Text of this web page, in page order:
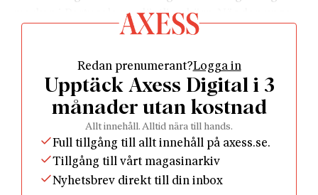
marken i Portugals nordöstliga hörn. När den unge
författaren Adolfo Correia da Rocha – född 1907 i
pseudonymen Miguel Torga återspeglade namnbytet
såväl hans personliga erfarenheter som konstnärliga
lojaliteter. För visst kunde den fattiga uppväxten leda
tankarna till ljungens strävsamma motståndskraft.
Tretton år gammal skickades han till släktingar i
Brasilien och fick där arbeta hårt på plantagen för
sitt uppehälle. Efter några år kunde han dock genom
Redan prenumerant?Logga in
Upptäck Axess Digital i 3
månader utan kostnad
Allt innehåll. Alltid nära till hands.
Full tillgång till allt innehåll på axess.se.
Tillgång till vårt magasinarkiv
Nyhetsbrev direkt till din inbox